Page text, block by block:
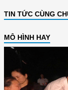
TIN TỨC CÙNG
MÔ HÌNH HAY